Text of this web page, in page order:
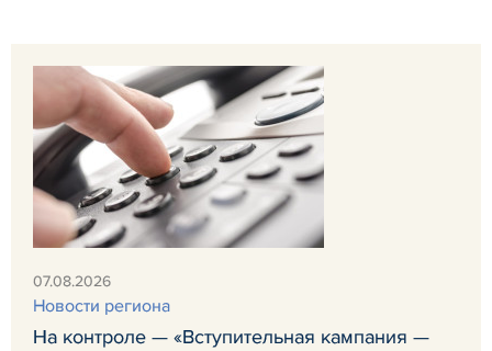
07.08.2026
Новости региона
На контроле — «Вступительная кампания —